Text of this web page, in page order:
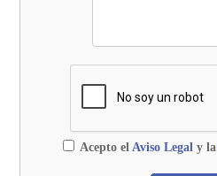
Acepto el Aviso Legaly la